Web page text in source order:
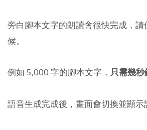
旁白腳本文字的朗讀會很快完成，
候。
例如 5,000 字的腳本文字， 只需幾
語音生成完成後，畫面會切換並顯示